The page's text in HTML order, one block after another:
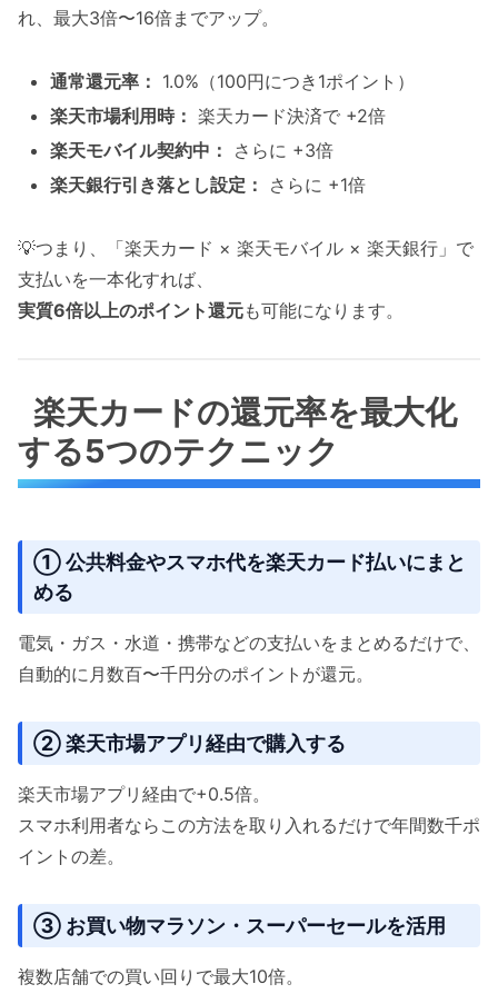
れ、最大3倍〜16倍までアップ。
通常還元率： 1.0%（100円につき1ポイント）
楽天市場利用時： 楽天カード決済で +2倍
楽天モバイル契約中：
さらに +3倍
楽天銀行引き落とし設定：
さらに +1倍
💡つまり、「楽天カード × 楽天モバイル × 楽天銀行」で
支払いを一本化すれば、
実質6倍以上のポイント還元も可能になります。
楽天カードの還元率を最大化
する5つのテクニック
① 公共料金やスマホ代を楽天カード払いにまと
める
電気・ガス・水道・携帯などの支払いをまとめるだけで、
自動的に月数百〜千円分のポイントが還元。
② 楽天市場アプリ経由で購入する
楽天市場アプリ経由で+0.5倍。
スマホ利用者ならこの方法を取り入れるだけで年間数千ポ
イントの差。
③ お買い物マラソン・スーパーセールを活用
複数店舗での買い回りで最大10倍。